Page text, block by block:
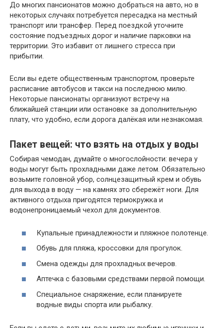
До многих пансионатов можно добраться на авто, но в
некоторых случаях потребуется пересадка на местный
транспорт или трансфер. Перед поездкой уточните
состояние подъездных дорог и наличие парковки на
территории. Это избавит от лишнего стресса при
прибытии.
Если вы едете общественным транспортом, проверьте
расписание автобусов и такси на последнюю милю.
Некоторые пансионаты организуют встречу на
ближайшей станции или остановке за дополнительную
плату, что удобно, если дорога далёкая или незнакомая.
Пакет вещей: что взять на отдых у воды
Собирая чемодан, думайте о многослойности: вечера у
воды могут быть прохладными даже летом. Обязательно
возьмите головной убор, солнцезащитный крем и обувь
для выхода в воду — на камнях это сбережёт ноги. Для
активного отдыха пригодятся термокружка и
водонепроницаемый чехол для документов.
Купальные принадлежности и пляжное полотенце.
Обувь для пляжа, кроссовки для прогулок.
Смена одежды для прохладных вечеров.
Аптечка с базовыми средствами первой помощи.
Специальное снаряжение, если планируете
водные виды спорта или рыбалку.